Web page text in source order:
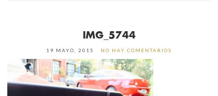
IMG_5744
19 MAYO, 2015 NO HAY COMENTARIOS